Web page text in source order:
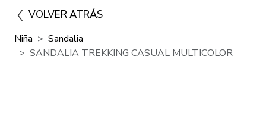
VOLVER ATRÁS
Niña
Sandalia
SANDALIA TREKKING CASUAL MULTICOLOR